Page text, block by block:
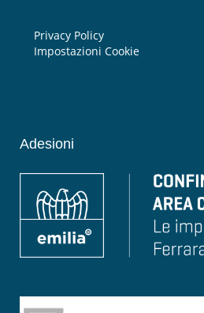
Privacy Policy
Impostazioni Cookie
Adesioni